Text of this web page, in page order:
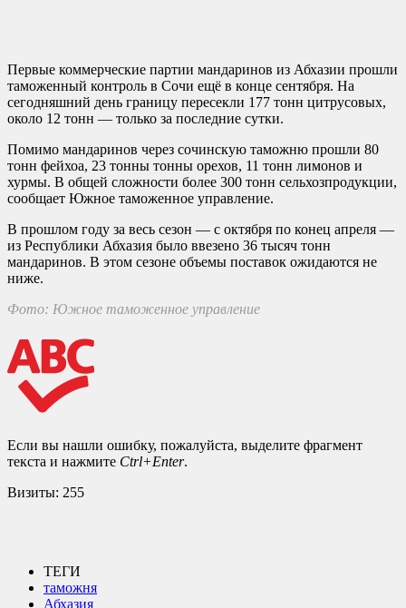
Первые коммерческие партии мандаринов из Абхазии прошли
таможенный контроль в Сочи ещё в конце сентября. На
сегодняшний день границу пересекли 177 тонн цитрусовых,
около 12 тонн — только за последние сутки.
Помимо мандаринов через сочинскую таможню прошли 80
тонн фейхоа, 23 тонны тонны орехов, 11 тонн лимонов и
хурмы. В общей сложности более 300 тонн сельхозпродукции,
сообщает Южное таможенное управление.
В прошлом году за весь сезон — с октября по конец апреля —
из Республики Абхазия было ввезено 36 тысяч тонн
мандаринов. В этом сезоне объемы поставок ожидаются не
ниже.
Фото: Южное таможенное управление
Если вы нашли ошибку, пожалуйста, выделите фрагмент
текста и нажмите Ctrl+Enter.
Визиты: 255
ТЕГИ
таможня
Абхазия